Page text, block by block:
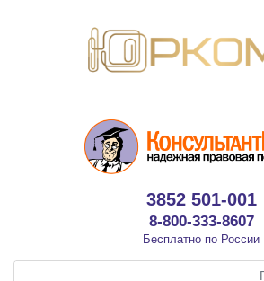
3852 501-001
8-800-333-8607
Бесплатно по России